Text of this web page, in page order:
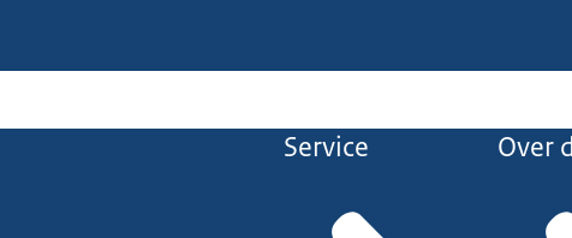
Service Over